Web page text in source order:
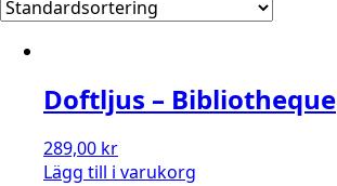
Doftljus – Bibliotheque
289,00 kr
Lägg till i varukorg